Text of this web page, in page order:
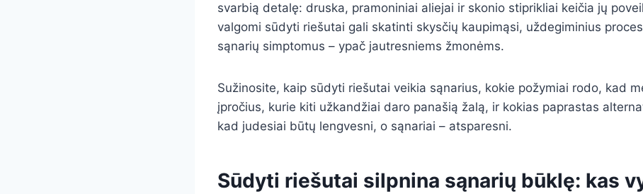
svarbią detalę: druska, pramoniniai aliejai ir skonio stiprikliai keičia jų
valgomi sūdyti riešutai gali skatinti skysčių kaupimąsi, uždegiminius
sąnarių simptomus – ypač jautresniems žmonėms.
Sužinosite, kaip sūdyti riešutai veikia sąnarius, kokie požymiai rodo, kad
įpročius, kurie kiti užkandžiai daro panašią žalą, ir kokias paprastas
kad judesiai būtų lengvesni, o sąnariai – atsparesni.
Sūdyti riešutai silpnina sąnarių būklę: kas